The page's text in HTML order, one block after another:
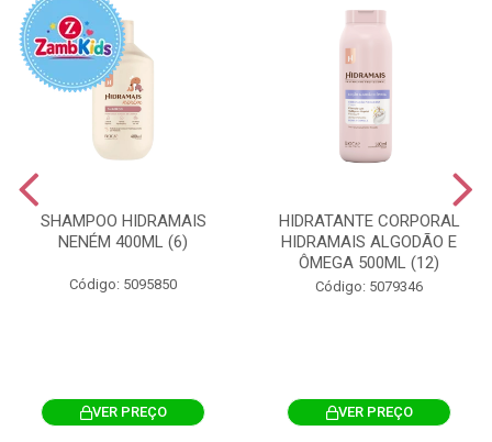
SHAMPOO HIDRAMAIS
NENÉM 400ML (6)
Código: 5095850
VER PREÇO
HIDRATANTE CORPORAL
HIDRAMAIS ALGODÃO E
ÔMEGA 500ML (12)
Código: 5079346
VER PREÇO